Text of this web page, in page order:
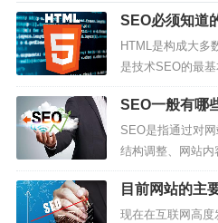
SEO必须知道
HTML是构成大多
是技术SEO的最
EO专业人员能够
索机器人。这可以
性质和顺序，以
对良好SEO至关重
释，了解它们的用
SEO一般有哪
SEO是指通过对
结构调整、网站内
和站外优化，从
公司产品的曝光度
网民们寻找网上信
目前网站的主
现在在互联网高